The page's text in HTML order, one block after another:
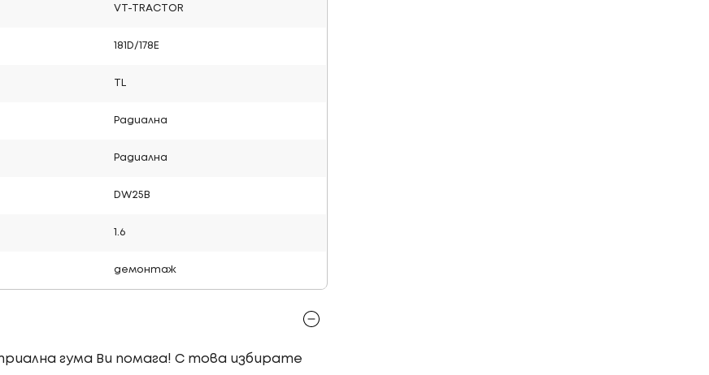
VT-TRACTOR
181D/178E
Радиална
Радиална
DW25B
1.6
демонтаж
гума Ви помага! С това избирате